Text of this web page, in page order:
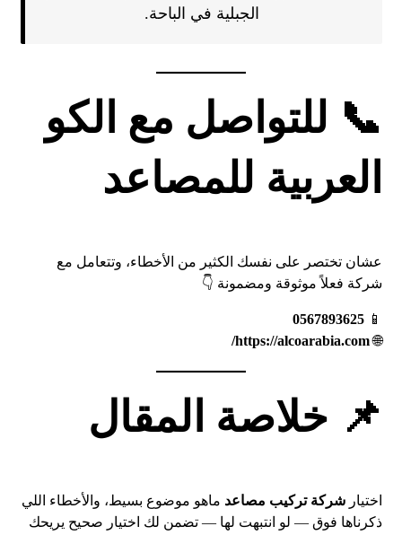
الجبلية في الباحة.
📞 للتواصل مع الكو
العربية للمصاعد
عشان تختصر على نفسك الكثير من الأخطاء، وتتعامل مع
شركة فعلاً موثوقة ومضمونة 👇
📱
0567893625
🌐
https://alcoarabia.com/
📌 خلاصة المقال
اختيارشركة تركيب مصاعد ماهو موضوع بسيط، والأخطاء اللي
ذكرناها فوق — لو انتبهت لها — تضمن لك اختيار صحيح يريحك